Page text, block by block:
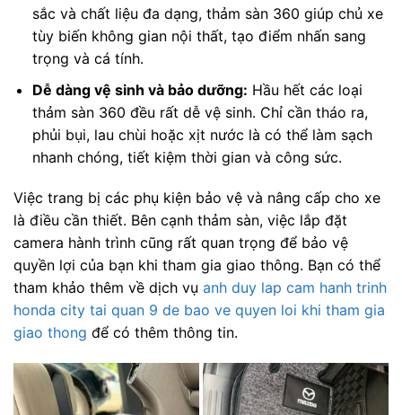
sắc và chất liệu đa dạng, thảm sàn 360 giúp chủ xe
tùy biến không gian nội thất, tạo điểm nhấn sang
trọng và cá tính.
Dễ dàng vệ sinh và bảo dưỡng: Hầu hết các loại
thảm sàn 360 đều rất dễ vệ sinh. Chỉ cần tháo ra,
phủi bụi, lau chùi hoặc xịt nước là có thể làm sạch
nhanh chóng, tiết kiệm thời gian và công sức.
Việc trang bị các phụ kiện bảo vệ và nâng cấp cho xe
là điều cần thiết. Bên cạnh thảm sàn, việc lắp đặt
camera hành trình cũng rất quan trọng để bảo vệ
quyền lợi của bạn khi tham gia giao thông. Bạn có thể
tham khảo thêm về dịch vụ anh duy lap cam hanh trinh
honda city tai quan 9 de bao ve quyen loi khi tham gia
giao thong để có thêm thông tin.